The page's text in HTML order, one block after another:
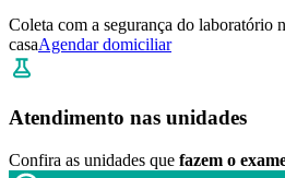
Coleta com a segurança do laboratório
casaAgendar domiciliar
Atendimento nas unidades
Confira as unidades que fazem o